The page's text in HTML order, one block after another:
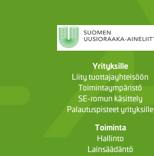
Yrityksille
Liity tuottajayhteisöön
Toimintaympäristö
SE-romun käsittely
Palautuspisteet yrityksille
Toiminta
Hallinto
Lainsäädäntö